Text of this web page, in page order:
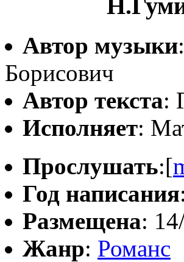
Автор музыки
Борисович
Автор текста:
Исполняет:
Прослушать:[
Год написания
Размещена:
Жанр: Романс